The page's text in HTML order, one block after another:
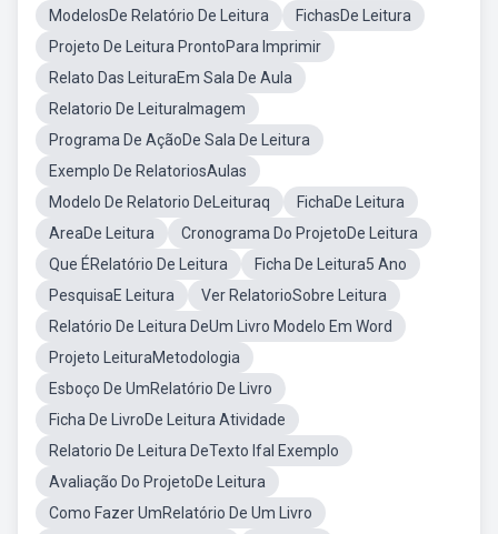
ModelosDe Relatório De Leitura
FichasDe Leitura
Projeto De Leitura ProntoPara Imprimir
Relato Das LeituraEm Sala De Aula
Relatorio De LeituraImagem
Programa De AçãoDe Sala De Leitura
Exemplo De RelatoriosAulas
Modelo De Relatorio DeLeituraq
FichaDe Leitura
AreaDe Leitura
Cronograma Do ProjetoDe Leitura
Que ÉRelatório De Leitura
Ficha De Leitura5 Ano
PesquisaE Leitura
Ver RelatorioSobre Leitura
Relatório De Leitura DeUm Livro Modelo Em Word
Projeto LeituraMetodologia
Esboço De UmRelatório De Livro
Ficha De LivroDe Leitura Atividade
Relatorio De Leitura DeTexto Ifal Exemplo
Avaliação Do ProjetoDe Leitura
Como Fazer UmRelatório De Um Livro